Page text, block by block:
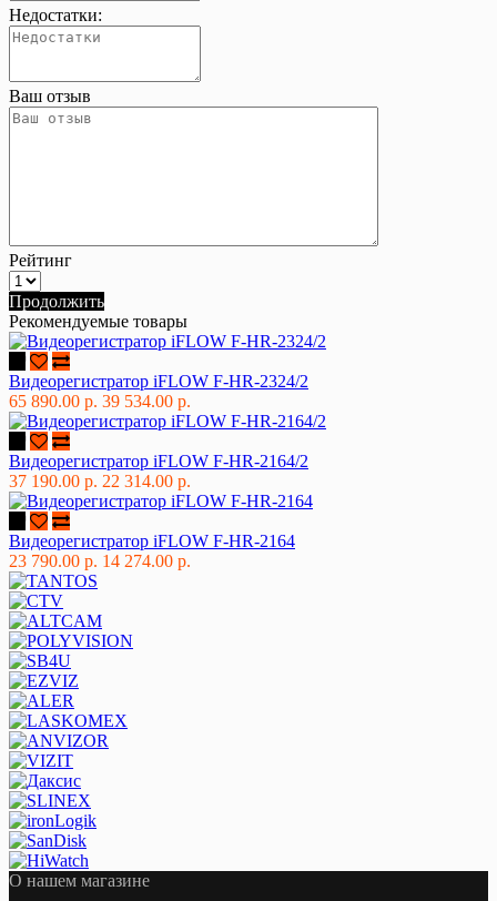
Недостатки:
Ваш отзыв
Рейтинг
Продолжить
Рекомендуемые товары
Видеорегистратор iFLOW F-HR-2324/2
65 890.00 р. 39 534.00 р.
Видеорегистратор iFLOW F-HR-2164/2
37 190.00 р. 22 314.00 р.
Видеорегистратор iFLOW F-HR-2164
23 790.00 р. 14 274.00 р.
О нашем магазине